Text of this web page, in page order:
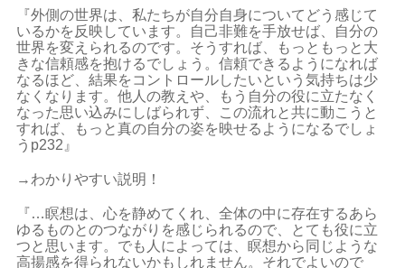
『外側の世界は、私たちが自分自身についてどう感じて
いるかを反映しています。自己非難を手放せば、自分の
世界を変えられるのです。そうすれば、もっともっと大
きな信頼感を抱けるでしょう。信頼できるようになれば
なるほど、結果をコントロールしたいという気持ちは少
なくなります。他人の教えや、もう自分の役に立たなく
なった思い込みにしばられず、この流れと共に動こうと
すれば、もっと真の自分の姿を映せるようになるでしょ
うp232』
→わかりやすい説明！
『…瞑想は、心を静めてくれ、全体の中に存在するあら
ゆるものとのつながりを感じられるので、とても役に立
つと思います。でも人によっては、瞑想から同じような
高揚感を得られないかもしれません。それでよいので